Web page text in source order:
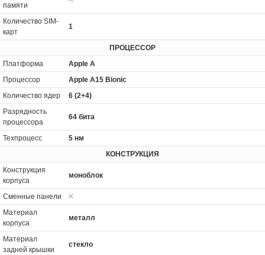
памяти
Количество SIM-
карт
1
ПРОЦЕССОР
Платформа
Apple A
Процессор
Apple A15 Bionic
Количество ядер
6 (2+4)
Разрядность
процессора
64 бита
Техпроцесс
5 нм
КОНСТРУКЦИЯ
Конструкция
корпуса
моноблок
Сменные панели
Материал
корпуса
металл
Материал
задней крышки
стекло